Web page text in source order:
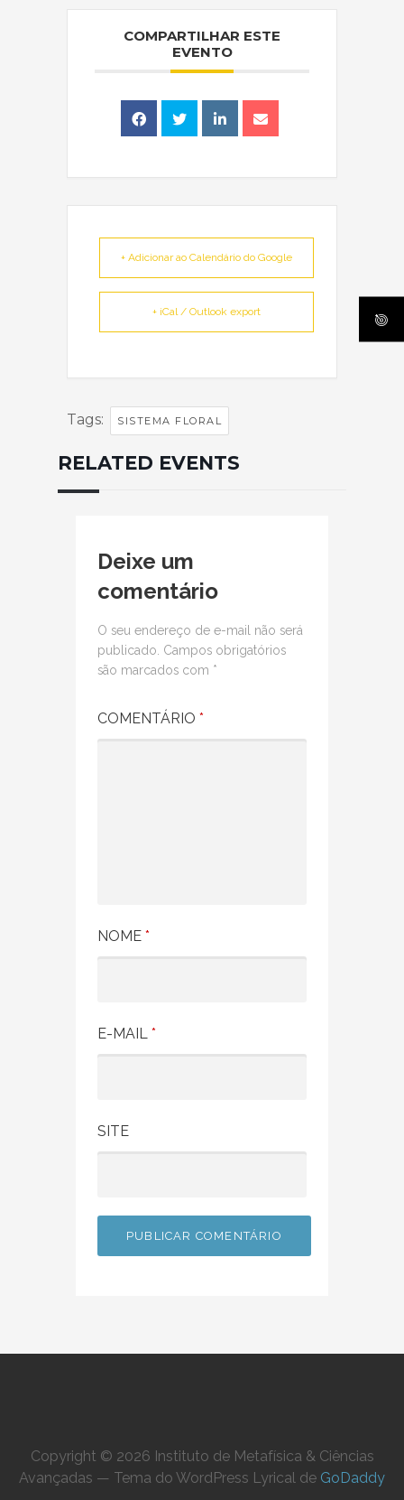
COMPARTILHAR ESTE
EVENTO
+ Adicionar ao Calendário do Google
+ iCal / Outlook export
Tags: SISTEMA FLORAL
RELATED EVENTS
Deixe um
comentário
O seu endereço de e-mail não será
publicado. Campos obrigatórios
são marcados com *
COMENTÁRIO *
NOME *
E-MAIL *
SITE
Copyright © 2026 Instituto de Metafísica & Ciências
Avançadas — Tema do WordPress Lyrical de GoDaddy